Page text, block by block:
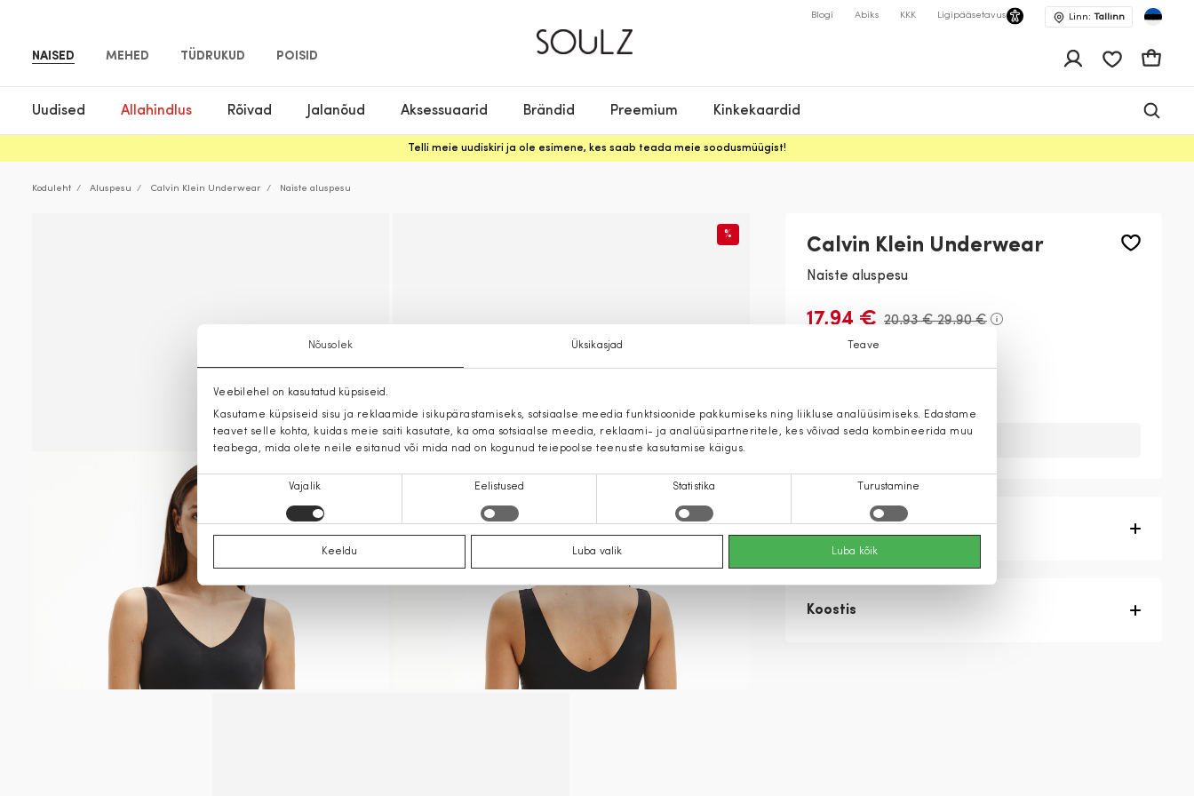
Nõusolek Üksikasjad Teave
Veebilehel on kasutatud küpsiseid.
Kasutame küpsiseid sisu ja reklaamide isikupärastamiseks, sotsiaalse meedia funktsioonide pakkumiseks ning liikluse analüüsimiseks. Edastame
teavet selle kohta, kuidas meie saiti kasutate, ka oma sotsiaalse meedia, reklaami- ja analüüsipartneritele, kes võivad seda kombineerida muu
teabega, mida olete neile esitanud või mida nad on kogunud teiepoolse teenuste kasutamise käigus.
Nõusoleku
valik
Vajalik Eelistused Statistika Turustamine
Keeldu Luba valik Luba kõik
NAISED MEHED TÜDRUKUD POISID
Blogi Abiks KKK Ligipääsetavus Linn: Tallinn
Uudised Allahindlus Rõivad Jalanõud Aksessuaarid Brändid Preemium Kinkekaardid
Telli meie uudiskiri ja ole esimene, kes saab teada meie soodusmüügist!
Koduleht Aluspesu Calvin Klein Underwear Naiste aluspesu
%
Calvin Klein Underwear
Naiste aluspesu
17,94 € 20,93 €29,90 €
Tootekirjeldus
Koostis